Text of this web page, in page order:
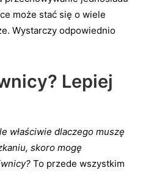
może stać się o wiele
Wystarczy odpowiednio
Lepiej
właściwie dlaczego muszę
skoro mogę
To przede wszystkim